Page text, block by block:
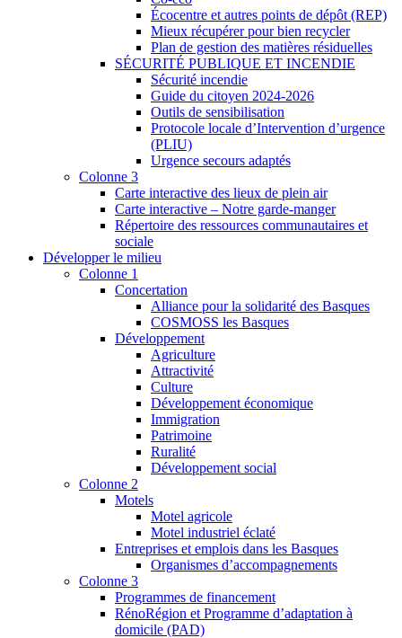
Écocentre et autres points de dépôt (REP)
Mieux récupérer pour bien recycler
Plan de gestion des matières résiduelles
SÉCURITÉ PUBLIQUE ET INCENDIE
Sécurité incendie
Guide du citoyen 2024-2026
Outils de sensibilisation
Protocole locale d’Intervention d’urgence
(PLIU)
Urgence secours adaptés
Colonne 3
Carte interactive des lieux de plein air
Carte interactive – Notre garde-manger
Répertoire des ressources communautaires et
sociale
Développer le milieu
Colonne 1
Concertation
Alliance pour la solidarité des Basques
COSMOSS les Basques
Développement
Agriculture
Attractivité
Culture
Développement économique
Immigration
Patrimoine
Ruralité
Développement social
Colonne 2
Motels
Motel agricole
Motel industriel éclaté
Entreprises et emplois dans les Basques
Organismes d’accompagnements
Colonne 3
Programmes de financement
RénoRégion et Programme d’adaptation à
domicile (PAD)